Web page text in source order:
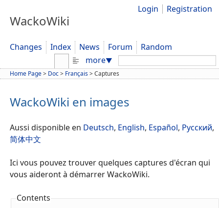
WackoWiki
Login Registration
Changes Index News Forum
Random
more▼ Search:
Home Page> Doc> Français>Captures
WackoWiki en images
Aussi disponible en Deutsch, English, Español, Русский,
简体中文
Ici vous pouvez trouver quelques captures d'écran qui
vous aideront à démarrer WackoWiki.
Contents